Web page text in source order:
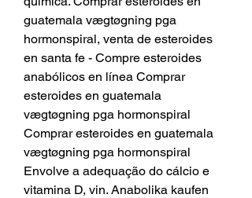
guatemala vægtøgning pga
hormonspiral, venta de esteroides
en santa fe - Compre esteroides
anabólicos en línea Comprar
esteroides en guatemala
vægtøgning pga hormonspiral
Comprar esteroides en guatemala
vægtøgning pga hormonspiral
Envolve a adequação do cálcio e
vitamina D, vin. Anabolika kaufen